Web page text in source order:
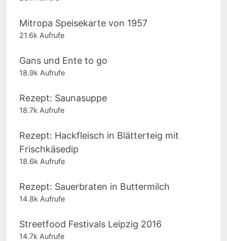
Mitropa Speisekarte von 1957
21.6k Aufrufe
Gans und Ente to go
18.9k Aufrufe
Rezept: Saunasuppe
18.7k Aufrufe
Rezept: Hackfleisch in Blätterteig mit
Frischkäsedip
18.6k Aufrufe
Rezept: Sauerbraten in Buttermilch
14.8k Aufrufe
Streetfood Festivals Leipzig 2016
14.7k Aufrufe